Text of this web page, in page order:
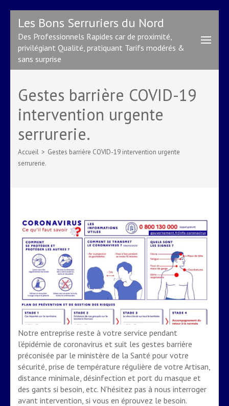
contenu
(Pressez
Entrée)
Les Bons Serruriers du Nord
Des Professionnels Rapides car de proximité,
privilégiant Qualité, pratiquant Tarifs modérés &
sans surprise
Gestes barrière COVID-19
intervention urgente
serrurerie.
Accueil > Gestes barrière COVID-19 intervention urgente
serrurerie.
Notre entreprise reste à votre service pendant
l’épidémie de coronavirus et suit les gestes barrière
préconisée par le ministère de la Santé pour votre
sécurité, prise de température régulière de votre Artisan,
distance minimale, désinfection et port du masque et
des gants si besoin, etc. N’hésitez pas à nous interroger
avant intervention, si vous en éprouvez le besoin.